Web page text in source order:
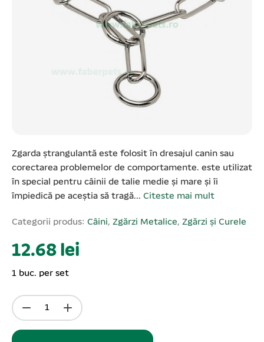
Zgarda ștrangulantă este folosit în dresajul canin sau
corectarea problemelor de comportamente. este utilizat
în special pentru câinii de talie medie și mare și îi
împiedică pe aceștia să tragă... Citeste mai mult
Categorii produs: Câini, Zgărzi Metalice, Zgărzi și Curele
12.68 lei
1 buc. per set